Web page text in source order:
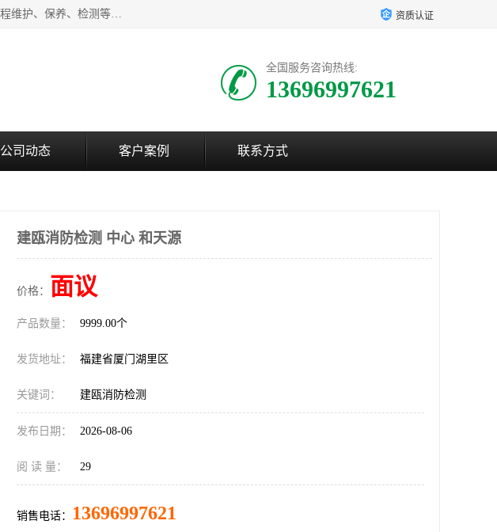
福建和天源消防安全科技有限公司厦门分公司经营范围：消防工程安全检测技术研发、技术咨询，消防工程维护、保养、检测等；主要的服务有：消防工程安全检测,消防工程施工,消防安全评估,消防维保,消防设施检测,消防维护保养,房屋安全鉴定,防雷装置检测,防火涂料检测,消防电气年检,泉州消防施工安装公司；消防器材、建材、五金制品零售。 资质认证
全国服务咨询热线:
13696997621
公司动态 客户案例 联系方式
建瓯消防检测 中心 和天源
价格： 面议
产品数量： 9999.00个
发货地址： 福建省厦门湖里区
关键词： 建瓯消防检测
发布日期： 2026-08-06
阅 读 量： 29
销售电话： 13696997621